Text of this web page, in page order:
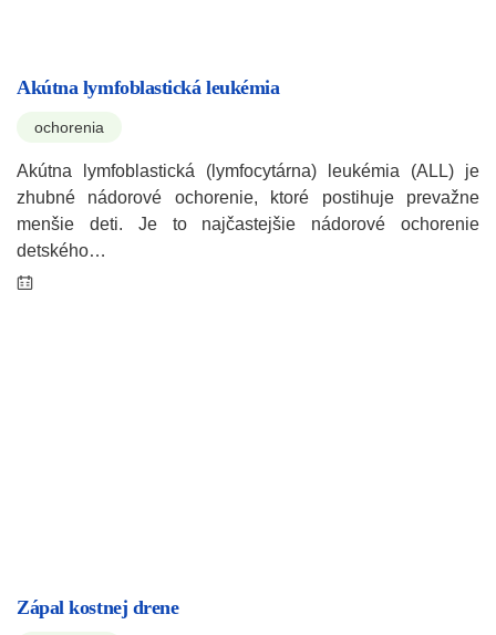
Akútna lymfoblastická leukémia
ochorenia
Akútna lymfoblastická (lymfocytárna) leukémia (ALL) je
zhubné nádorové ochorenie, ktoré postihuje prevažne
menšie deti. Je to najčastejšie nádorové ochorenie
detského…
Zápal kostnej drene